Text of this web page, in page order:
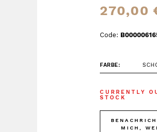
270,00
Code:
FARBE:
CURRENTLY
STOCK
MICH,